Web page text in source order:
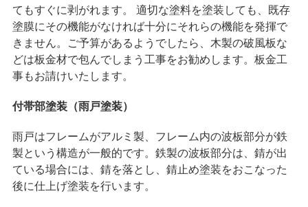
てもすぐに剥がれます。 適切な塗料を塗装しても、既存
塗膜にその機能がなければ十分にそれらの機能を発揮で
きません。ご予算があるようでしたら、木製の破風板な
どは板金材で包んでしまう工事をお勧めします。板金工
事もお請けいたします。
付帯部塗装（雨戸塗装）
雨戸はフレームがアルミ製、フレーム内の波板部分が鉄
製という構造が一般的です。鉄製の波板部分は、錆が出
ている場合には、錆を落とし、錆止め塗装をおこなった
後に仕上げ塗装を行います。